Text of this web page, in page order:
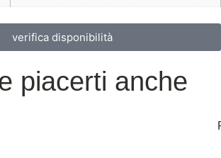
verifica disponibilità
piacerti anche